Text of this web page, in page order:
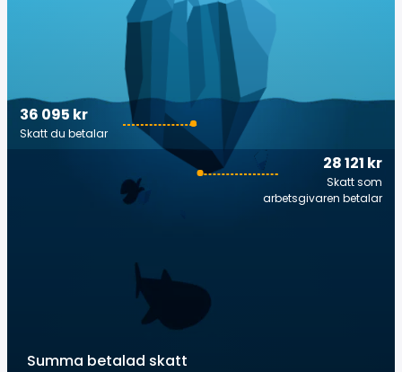
28 121 kr
Skatt som
arbetsgivaren betalar
36 095 kr
Skatt du betalar
Summa betalad skatt